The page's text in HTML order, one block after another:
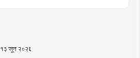
१३ जून २०२६